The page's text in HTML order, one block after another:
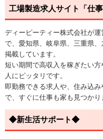
工場製造求人サイト「仕
ディーピーティー株式会社が
で、愛知県、岐阜県、三重県
掲載しています。
短い期間で高収入を稼ぎたい
人にピッタリです。
即勤務できる求人や、住み込
で、すぐに仕事も家も見つかり
◆新生活サポート◆